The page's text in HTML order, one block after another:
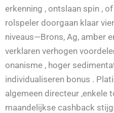
erkenning , ontslaan spin ,
rolspeler doorgaan klaar
niveaus—Brons, Ag, amber
verklaren verhogen
onanisme , hoger
individualiseren bonus .
algemeen directeur ,enkele
maandelijkse cashback